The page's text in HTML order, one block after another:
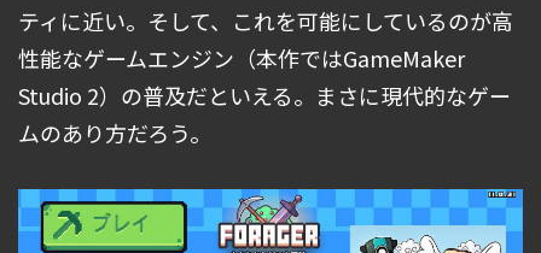
ティに近い。そして、これを可能にしているのが高
性能なゲームエンジン（本作ではGameMaker
Studio 2）の普及だといえる。まさに現代的なゲー
ムのあり方だろう。